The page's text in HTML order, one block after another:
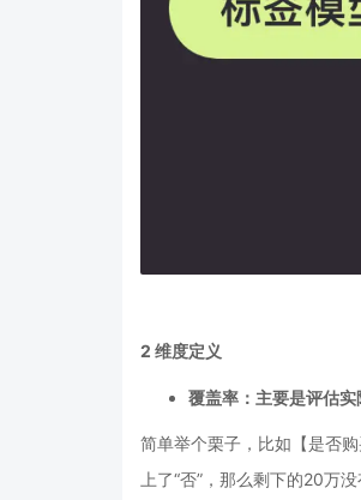
2 维度定义
覆盖率： 主要是评估实
简单举个栗子，比如【是否
上了“否”，那么剩下的20万